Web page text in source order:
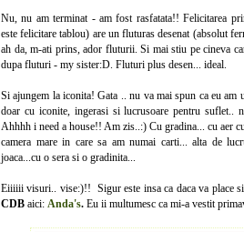
Nu, nu am terminat - am fost rasfatata!! Felicitarea
este felicitare tablou) are un fluturas desenat (absolut
ah da, m-ati prins, ador fluturii. Si mai stiu pe cineva
dupa fluturi - my sister:D. Fluturi plus desen... ideal.
Si ajungem la iconita! Gata .. nu va mai spun ca eu am
doar cu iconite, ingerasi si lucrusoare pentru suflet..
Ahhhh i need a house!! Am zis..:) Cu gradina... cu aer
camera mare in care sa am numai carti... alta de
joaca...cu o sera si o gradinita...
Eiiiiii visuri.. vise:)!! Sigur este insa ca daca va place
CDB aici: Anda's. Eu ii multumesc ca mi-a vestit